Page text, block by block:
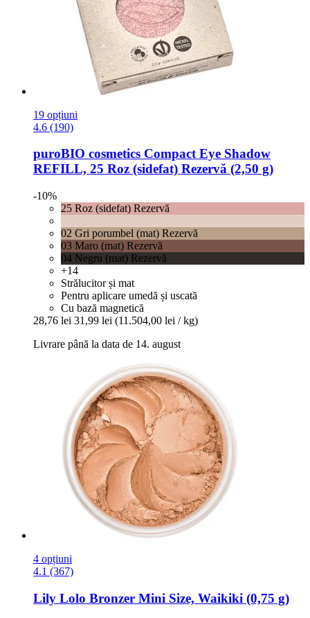
19 opțiuni
4.6 (190)
puroBIO cosmetics Compact Eye Shadow
REFILL, 25 Roz (sidefat) Rezervă (2,50 g)
-10%
25 Roz (sidefat) Rezervă
02 Gri porumbel (mat) Rezervă
03 Maro (mat) Rezervă
04 Negru (mat) Rezervă
+14
Strălucitor și mat
Pentru aplicare umedă și uscată
Cu bază magnetică
28,76 lei 31,99 lei (11.504,00 lei / kg)
Livrare până la data de 14. august
4 opțiuni
4.1 (367)
Lily Lolo Bronzer Mini Size, Waikiki (0,75 g)